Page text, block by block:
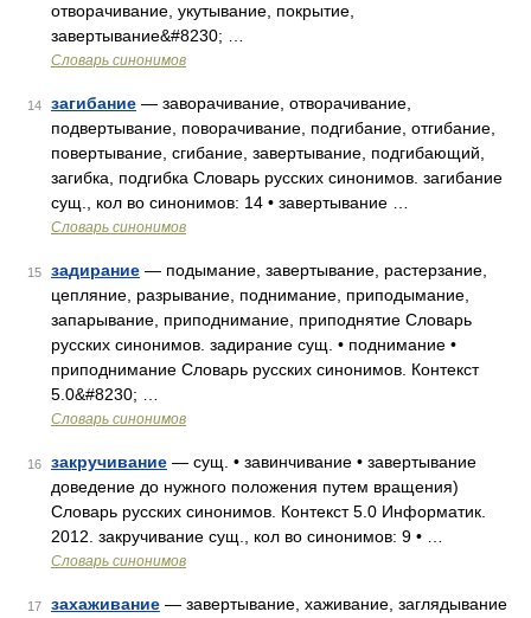
отворачивание, укутывание, покрытие,
завертывание&#8230; …
Словарь синонимов
14 загибание — заворачивание, отворачивание,
подвертывание, поворачивание, подгибание, отгибание,
повертывание, сгибание, завертывание, подгибающий,
загибка, подгибка Словарь русских синонимов. загибание
сущ., кол во синонимов: 14 • завертывание …
Словарь синонимов
15 задирание — подымание, завертывание, растерзание,
цепляние, разрывание, поднимание, приподымание,
запарывание, приподнимание, приподнятие Словарь
русских синонимов. задирание сущ. • поднимание •
приподнимание Словарь русских синонимов. Контекст
5.0&#8230; …
Словарь синонимов
16 закручивание — сущ. • завинчивание • завертывание
доведение до нужного положения путем вращения)
Словарь русских синонимов. Контекст 5.0 Информатик.
2012. закручивание сущ., кол во синонимов: 9 • …
Словарь синонимов
17 захаживание — завертывание, хаживание, заглядывание